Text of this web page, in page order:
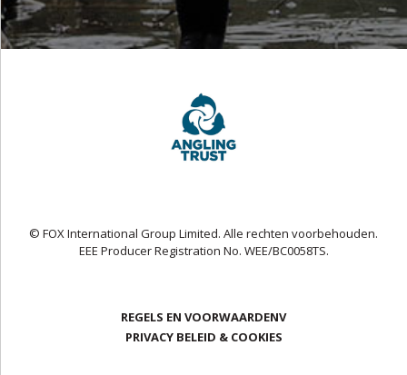
© FOX International Group Limited. Alle rechten voorbehouden.
EEE Producer Registration No. WEE/BC0058TS.
REGELS EN VOORWAARDENV
PRIVACY BELEID & COOKIES